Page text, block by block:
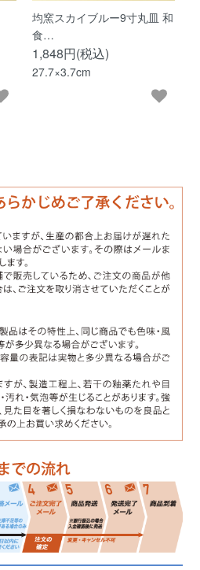
均窯スカイブルー9寸丸皿 和
食…
1,848円(税込)
27.7×3.7cm